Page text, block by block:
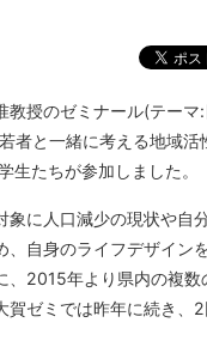
教授のゼミナール(テーマ
者と一緒に考える地域活
生たちが参加しました。
象に人口減少の現状や自
、自身のライフデザイン
、2015年より県内の複数
賀ゼミでは昨年に続き、